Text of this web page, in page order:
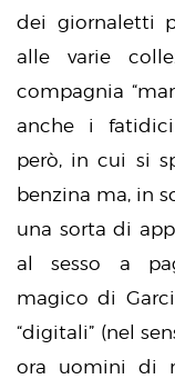
dei giornaletti
alle varie
compagnia
anche i
però, in cui si
benzina ma, in
una sorta di
al sesso a
magico di
“digitali” (nel
ora uomini di